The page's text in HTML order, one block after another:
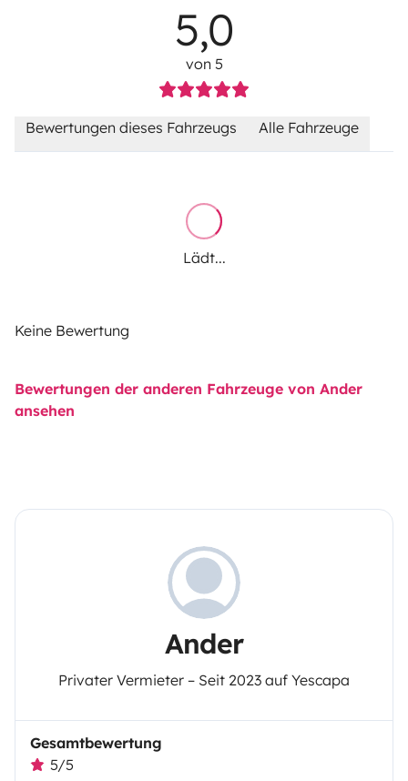
5,0
von 5
Bewertungen dieses Fahrzeugs Alle Fahrzeuge
Lädt...
Keine Bewertung
Bewertungen der anderen Fahrzeuge von Ander
ansehen
Ander
Privater Vermieter – Seit 2023 auf Yescapa
Gesamtbewertung
5/5